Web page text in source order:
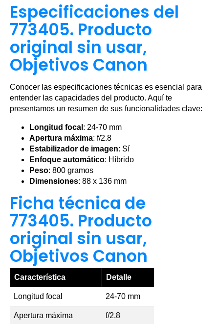
Especificaciones del
773405. Producto
original sin usar,
Objetivos Canon
Conocer las especificaciones técnicas es esencial para
entender las capacidades del producto. Aquí te
presentamos un resumen de sus funcionalidades clave:
Longitud focal : 24-70 mm
Apertura máxima: f/2.8
Estabilizador de imagen: Sí
Enfoque automático: Híbrido
Peso: 800 gramos
Dimensiones: 88 x 136 mm
Ficha técnica de
773405. Producto
original sin usar,
Objetivos Canon
Característica Detalle
Longitud focal 24-70 mm
Apertura máxima f/2.8